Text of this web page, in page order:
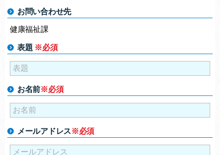
お問い合わせ先
健康福祉課
表題 ※必須
お名前※必須
メールアドレス※必須